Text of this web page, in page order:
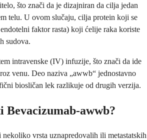
što znači da je dizajniran da cilja jedan
telu. U ovom slučaju, cilja protein koji se
faktor rasta) koji ćelije raka koriste
sudova.
intravenske (IV) infuzije, što znači da ide
venu. Deo naziva „awwb“ jednostavno
biosličan lek razlikuje od drugih verzija.
Bevacizumab-awwb?
vrsta uznapredovalih ili metastatskih